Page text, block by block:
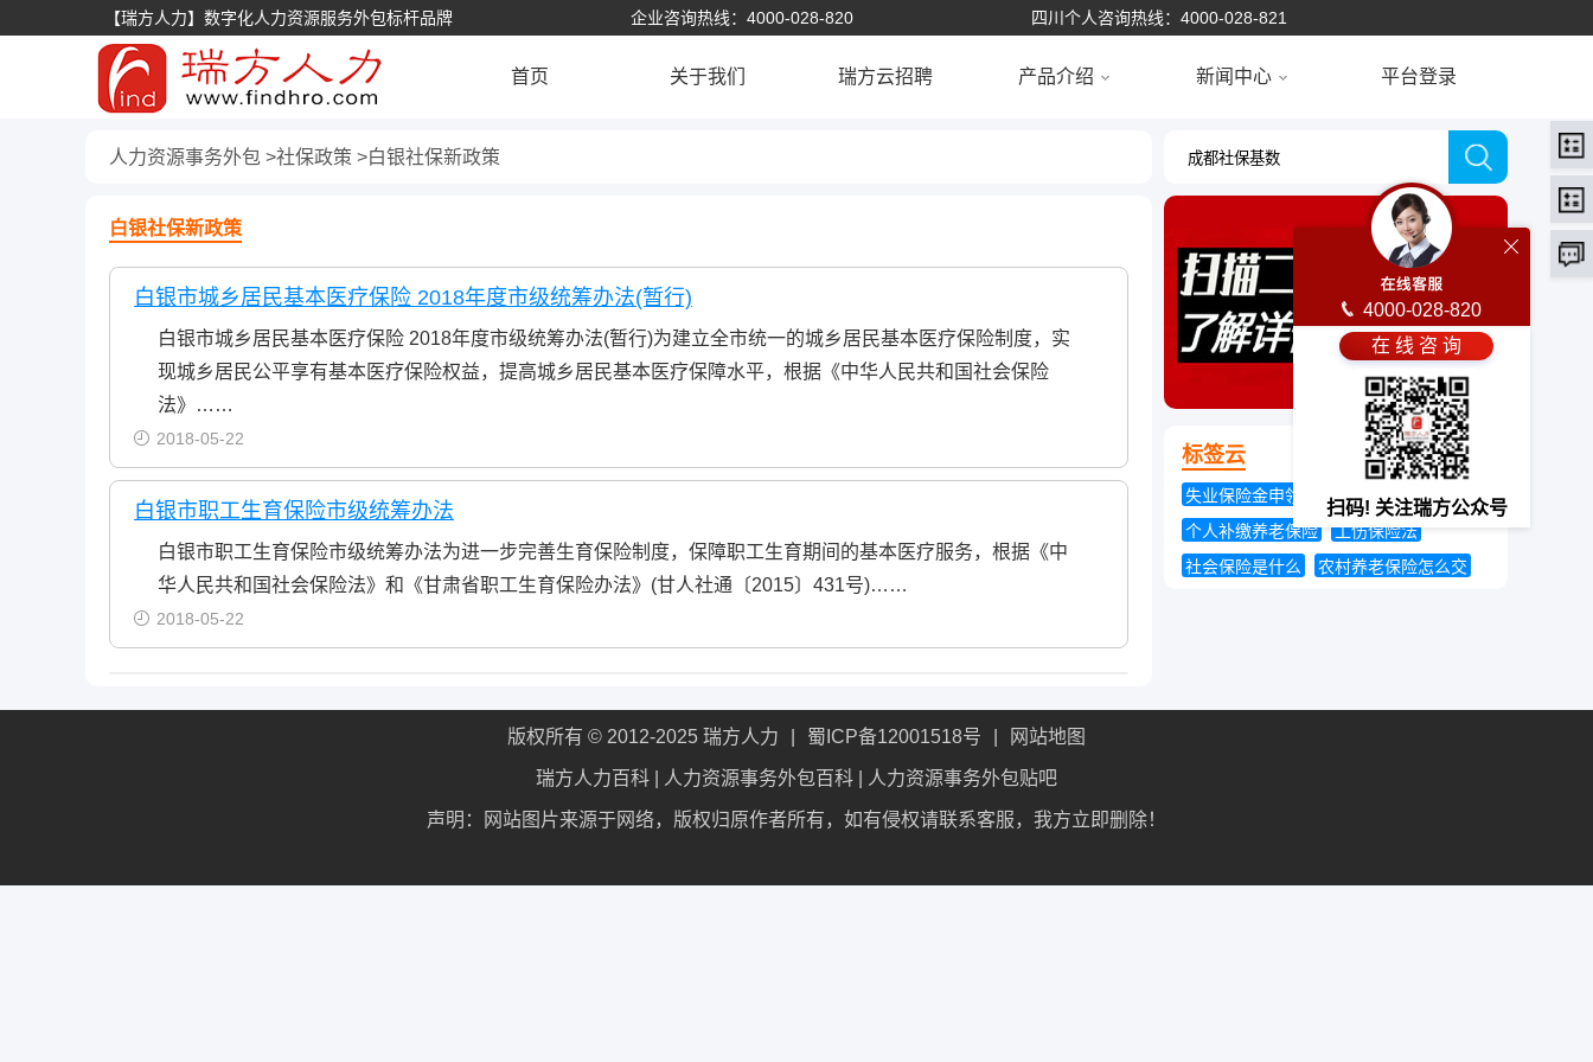
【瑞方人力】数字化人力资源服务外包标杆品牌 企业咨询热线：4000-028-820 四川个人咨询热线：4000-028-821
首页 关于我们 瑞方云招聘 产品介绍 新闻中心 平台登录
人力资源事务外包 社保政策 白银社保新政策
白银社保新政策
白银市城乡居民基本医疗保险 2018年度市级统筹办法(暂行)
白银市城乡居民基本医疗保险 2018年度市级统筹办法(暂行)为建立全市统一的城乡居民基本医疗保险制度，实
现城乡居民公平享有基本医疗保险权益，提高城乡居民基本医疗保障水平，根据《中华人民共和国社会保险
法》……
2018-05-22
白银市职工生育保险市级统筹办法
白银市职工生育保险市级统筹办法为进一步完善生育保险制度，保障职工生育期间的基本医疗服务，根据《中
华人民共和国社会保险法》和《甘肃省职工生育保险办法》(甘人社通〔2015〕431号)……
2018-05-22
标签云
失业保险金申领发放办法
个人补缴养老保险
工伤保险法
社会保险是什么
农村养老保险怎么交
版权所有 © 2012-2025 瑞方人力 蜀ICP备12001518号 网站地图
瑞方人力百科 人力资源事务外包百科 人力资源事务外包贴吧
声明：网站图片来源于网络，版权归原作者所有，如有侵权请联系客服，我方立即删除！
4000-028-820
在 线 咨 询
扫码! 关注瑞方公众号